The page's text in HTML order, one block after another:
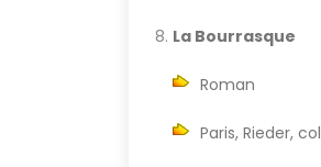
La Bourrasque
Roman
Paris, Rieder,